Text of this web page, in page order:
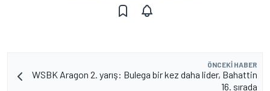
ÖNCEKI HABER
WSBK Aragon 2. yarış: Bulega bir kez daha lider, Bahattin
16. sırada